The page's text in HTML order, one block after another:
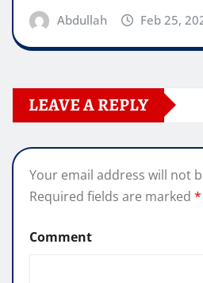
Abdullah Feb 25,
LEAVE A REPLY
Your email address will not
Required fields are marked *
Comment